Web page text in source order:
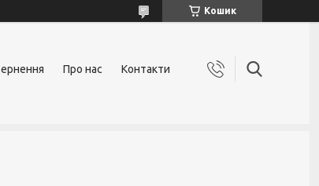
Кошик
Про нас Контакти